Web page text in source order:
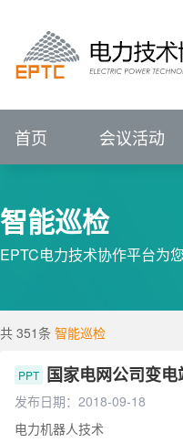
集需求库、成果
IEEE PES China Satellite
IEEE PES China Satellite
电力技术协作平台
新闻资讯
促
电力专题
首页 会议活动
智能巡检
EPTC电力技术协作平台为
共 351条 智能巡检
PPT 国家电网公司变
发布日期：2018-09-18
电力机器人技术